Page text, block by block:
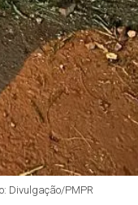
Divulgação/PMPR